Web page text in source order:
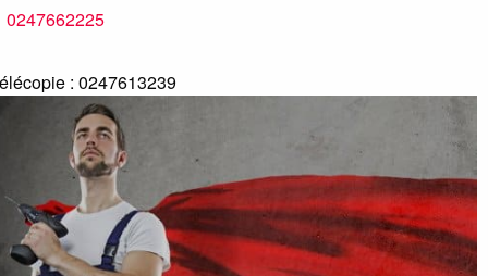
0247662225
: 0247613239